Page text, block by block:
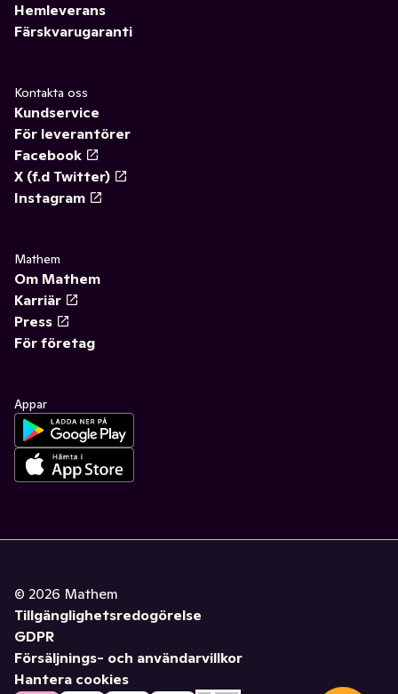
Hemleverans
Färskvarugaranti
Kontakta oss
Kundservice
För leverantörer
Facebook
X (f.d Twitter)
Instagram
Mathem
Om Mathem
Karriär
Press
För företag
Appar
© 2026 Mathem
Tillgänglighetsredogörelse
GDPR
Försäljnings- och användarvillkor
Hantera cookies